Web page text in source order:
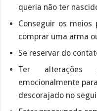
queria não ter
Conseguir os
comprar uma arma
Se reservar do
Ter
emocionalmente
descorajado no